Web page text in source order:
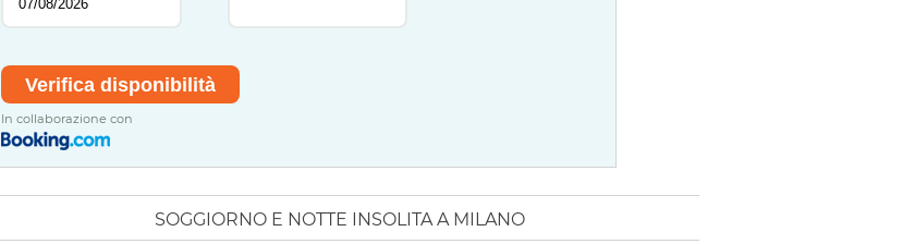
In collaborazione con
SOGGIORNO E NOTTE INSOLITA A MILANO